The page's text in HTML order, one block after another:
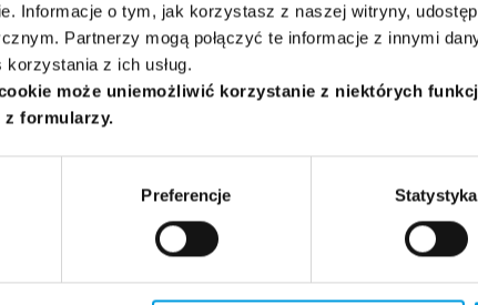
Informacje o tym, jak korzystasz z naszej witryny,
Partnerzy mogą połączyć te informacje z innymi
z ich usług.
może uniemożliwić korzystanie z niektórych
formularzy.
Preferencje Statystyka